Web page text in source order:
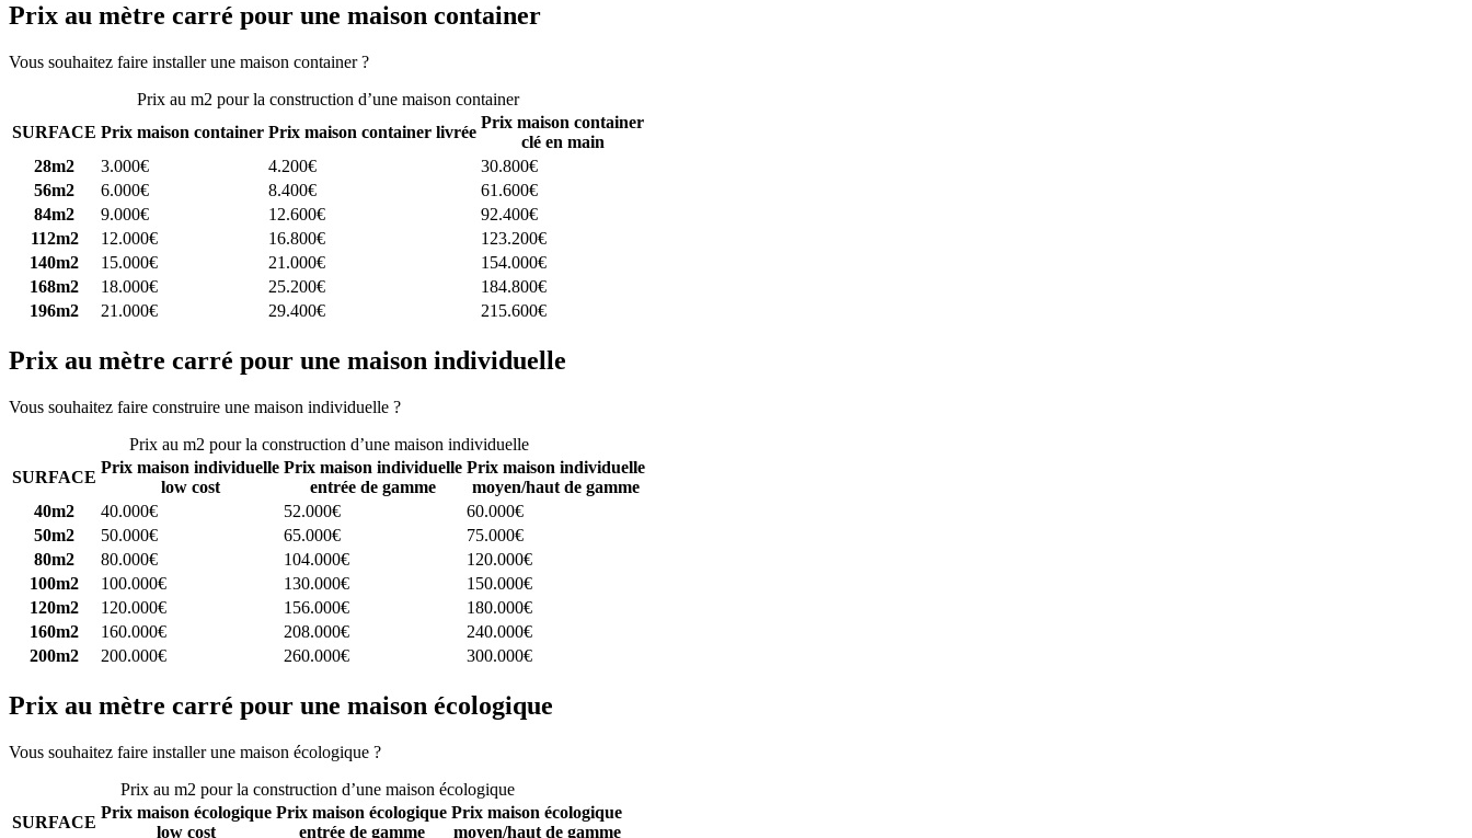
Prix au mètre carré pour une maison container
Vous souhaitez faire installer une maison container ?
Prix au m2 pour la construction d’une maison container
SURFACE Prix maison container Prix maison container livrée
Prix maison container
clé en main
28m2
3.000€ 4.200€
30.800€
56m2
6.000€ 8.400€
61.600€
84m2
9.000€ 12.600€
92.400€
112m2
12.000€ 16.800€
123.200€
140m2
15.000€ 21.000€
154.000€
168m2
18.000€ 25.200€
184.800€
196m2
21.000€ 29.400€ 215.600€
Prix au mètre carré pour une maison individuelle
Vous souhaitez faire construire une maison individuelle ?
Prix au m2 pour la construction d’une maison individuelle
SURFACE
Prix maison individuelle
low cost
Prix maison individuelle
entrée de gamme
Prix maison individuelle
moyen/haut de gamme
40m2
40.000€ 52.000€
60.000€
50m2
50.000€ 65.000€
75.000€
80m2
80.000€ 104.000€
120.000€
100m2
100.000€ 130.000€
150.000€
120m2
120.000€ 156.000€
180.000€
160m2
160.000€ 208.000€
240.000€
200m2
200.000€ 260.000€ 300.000€
Prix au mètre carré pour une maison écologique
Vous souhaitez faire installer une maison écologique ?
Prix au m2 pour la construction d’une maison écologique
SURFACE
Prix maison écologique
low cost
Prix maison écologique
entrée de gamme
Prix maison écologique
moyen/haut de gamme